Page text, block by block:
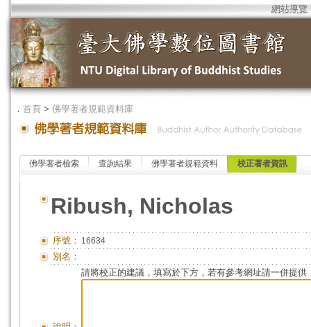
網站導覽
． 首頁 > 佛學著者規範資料庫
佛學著者檢索 查詢結果 佛學著者規範資料 校正著者資訊
Ribush, Nicholas
序號： 16634
別名：
請將校正的建議，填寫於下方，若有參考網址請一併提供